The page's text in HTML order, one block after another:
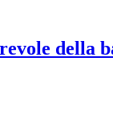
della